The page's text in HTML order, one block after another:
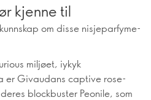
kjenne til
om disse nisjeparfyme-
miljøet, iykyk
er Givaudans captive rose-
blockbuster Peonile, som